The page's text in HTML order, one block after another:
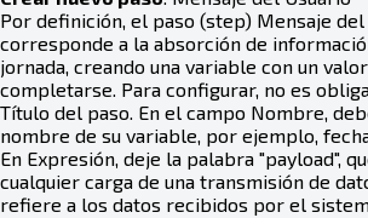
Por definición, el paso (step) Mensaje del
corresponde a la absorción de
jornada, creando una variable con un
completarse. Para configurar, no es
Título del paso. En el campo Nombre,
nombre de su variable, por ejemplo,
En Expresión, deje la palabra "payload",
cualquier carga de una transmisión de
refiere a los datos recibidos por el